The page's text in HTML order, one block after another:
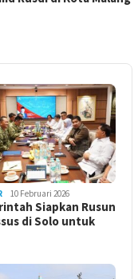
10 Februari 2026
Siapkan Rusun
di Solo untuk